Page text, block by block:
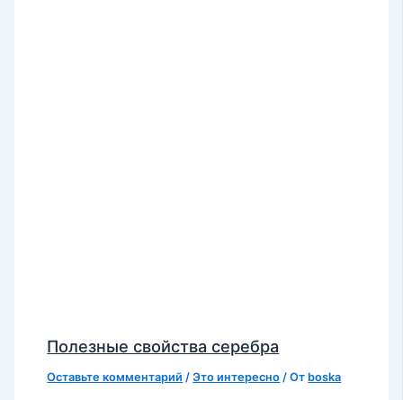
Полезные свойства серебра
Оставьте комментарий /Это интересно / От boska